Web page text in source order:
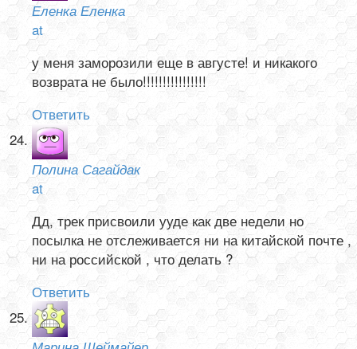
Еленка Еленка
at
у меня заморозили еще в августе! и никакого
возврата не было!!!!!!!!!!!!!!!!
Ответить
Полина Сагайдак
at
Дд, трек присвоили ууде как две недели но
посылка не отслеживается ни на китайской почте ,
ни на российской , что делать ?
Ответить